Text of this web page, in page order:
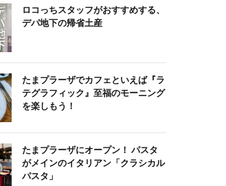
ロコっちスタッフがおすすめする、
デパ地下の帰省土産
たまプラーザでカフェといえば『ラ
テグラフィック』至福のモーニング
を楽しもう！
たまプラーザにオープン！ パスタ
がメインのイタリアン「クラシカル
パスタ」